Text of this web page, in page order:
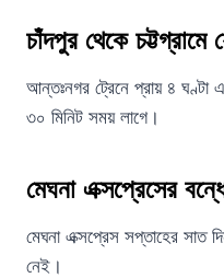
চাঁদপুর থেকে
আন্তঃনগর ট্রেনে প্রায় ৪ ঘণ্টা
৩০ মিনিট সময় লাগে।
মেঘনা এক্সপ্রেসের
মেঘনা এক্সপ্রেস সপ্তাহের সাত
নেই।